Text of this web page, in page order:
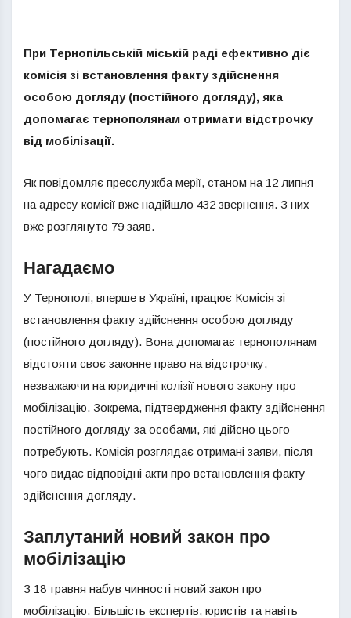
При Тернопільській міській раді ефективно діє
комісія зі встановлення факту здійснення
особою догляду (постійного догляду), яка
допомагає тернополянам отримати відстрочку
від мобілізації.
Як повідомляє пресслужба мерії, станом на 12 липня
на адресу комісії вже надійшло 432 звернення. З них
вже розглянуто 79 заяв.
Нагадаємо
У Тернополі, вперше в Україні, працює Комісія зі
встановлення факту здійснення особою догляду
(постійного догляду). Вона допомагає тернополянам
відстояти своє законне право на відстрочку,
незважаючи на юридичні колізії нового закону про
мобілізацію. Зокрема, підтвердження факту здійснення
постійного догляду за особами, які дійсно цього
потребують. Комісія розглядає отримані заяви, після
чого видає відповідні акти про встановлення факту
здійснення догляду.
Заплутаний новий закон про
мобілізацію
З 18 травня набув чинності новий закон про
мобілізацію. Більшість експертів, юристів та навіть